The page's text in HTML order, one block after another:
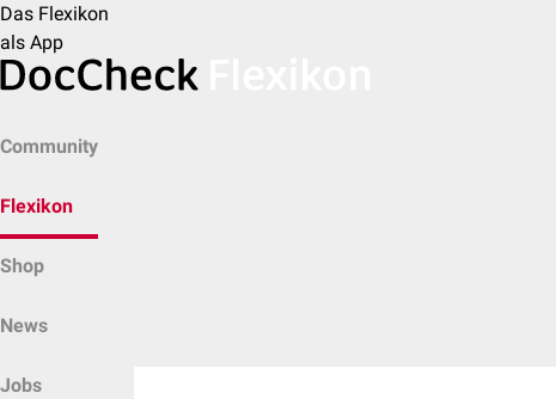
Das Flexikon
als App
Community
Flexikon
Shop
News
Jobs